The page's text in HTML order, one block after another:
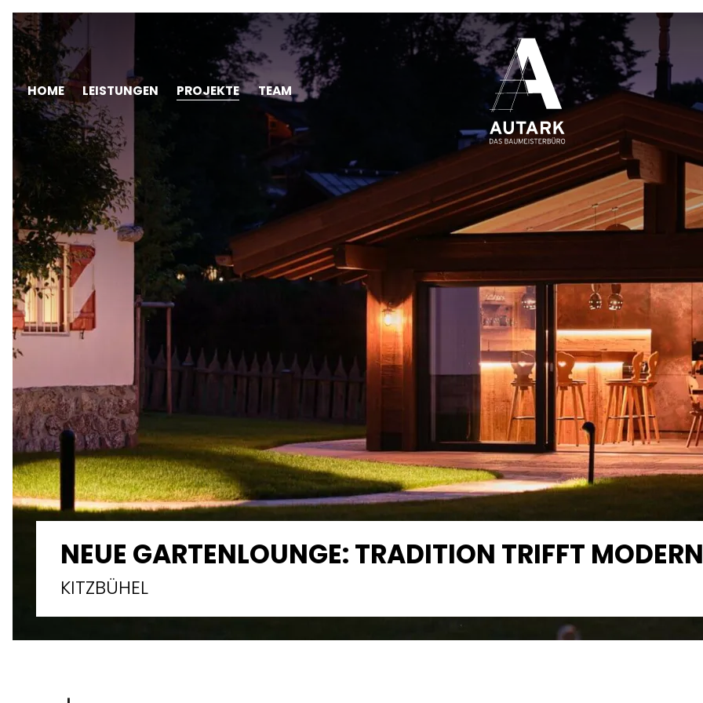
Navigation
überspringen
HOME LEISTUNGEN PROJEKTE TEAM
NEUE GARTENLOUNGE: TRADITION TRIFFT
KITZBÜHEL